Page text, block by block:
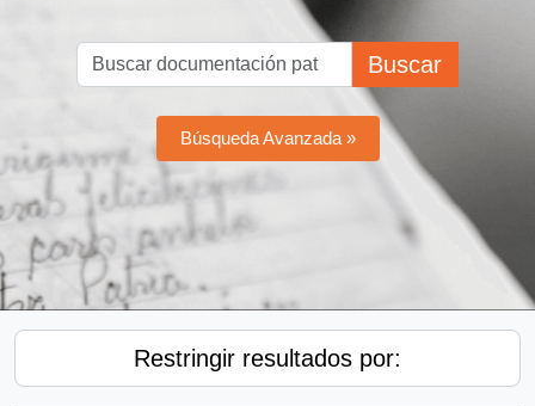
Buscar
Búsqueda Avanzada »
Restringir resultados por: